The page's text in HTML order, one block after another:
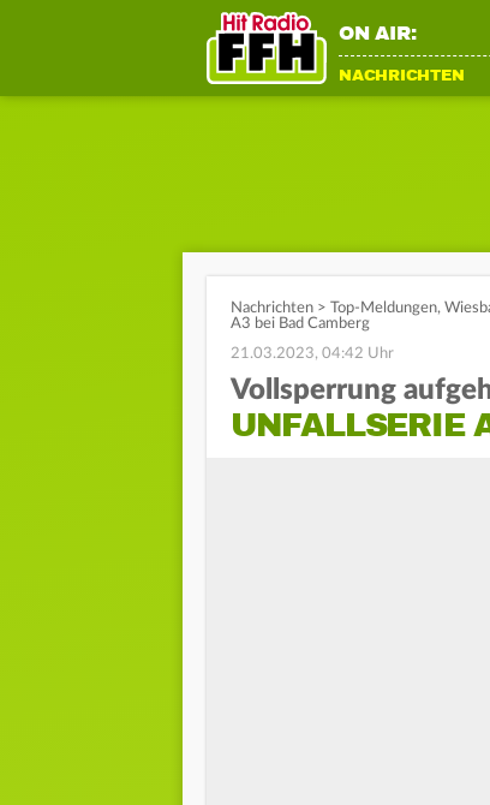
ON AIR:
NACHRICHTEN
Nachrichten > Top-Meldungen,
A3 bei Bad Camberg
21.03.2023, 04:42 Uhr
Vollsperrung
UNFALLSERIE